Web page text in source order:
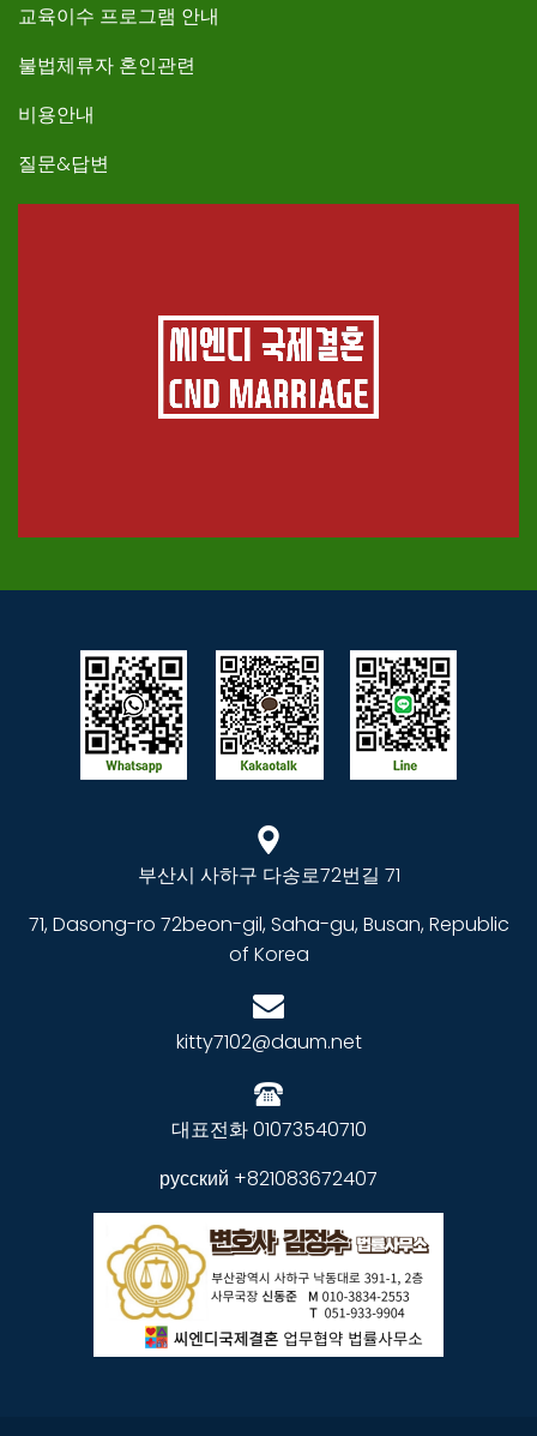
교육이수 프로그램 안내
불법체류자 혼인관련
비용안내
질문&답변
부산시 사하구 다송로72번길 71
71, Dasong-ro 72beon-gil, Saha-gu, Busan, Republic
of Korea
kitty7102@daum.net
대표전화 01073540710
русский +821083672407